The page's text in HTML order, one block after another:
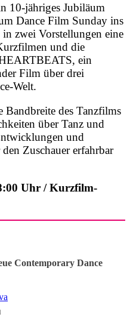
10-jähriges Jubiläum
Dance Film Sunday ins
zwei Vorstellungen eine
und die
ein
Film über drei
Welt.
des Tanzfilms
über Tanz und
und
Zuschauer erfahrbar
Uhr / Kurzfilm-
Contemporary Dance